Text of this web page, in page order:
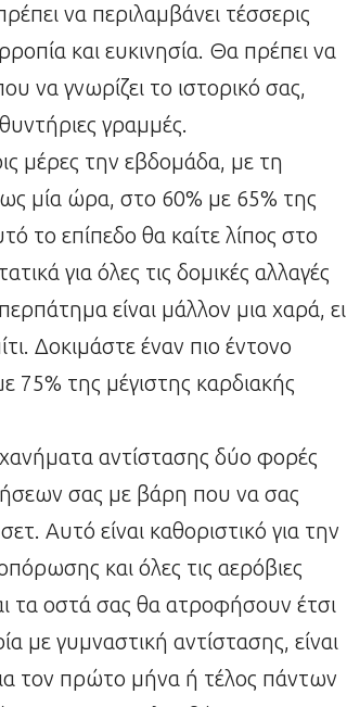
να περιλαμβάνει τέσσερις
και ευκινησία. Θα πρέπει να
να γνωρίζει το ιστορικό σας,
γραμμές.
μέρες την εβδομάδα, με τη
ως μία ώρα, στο 60% με 65% της
το επίπεδο θα καίτε λίπος στο
για όλες τις δομικές αλλαγές
είναι μάλλον μια χαρά, ει
Δοκιμάστε έναν πιο έντονο
της μέγιστης καρδιακής
αντίστασης δύο φορές
σας με βάρη που να σας
Αυτό είναι καθοριστικό για την
και όλες τις αερόβιες
τα οστά σας θα ατροφήσουν έτσι
με γυμναστική αντίστασης, είναι
τον πρώτο μήνα ή τέλος πάντων